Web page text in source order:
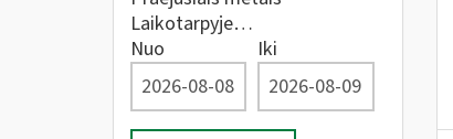
Laikotarpyje…
Nuo
Iki